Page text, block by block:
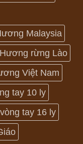
Malaysia
rừng Lào
Việt Nam
tay 10 ly
vòng tay 16 ly